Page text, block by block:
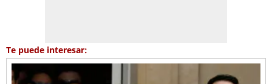
Te puede interesar: